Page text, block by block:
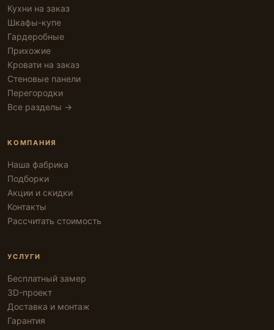
Кухни на заказ
Шкафы-купе
Гардеробные
Прихожие
Кровати на заказ
Стеновые панели
Перегородки
Все разделы →
КОМПАНИЯ
Наша фабрика
Подборки
Акции и скидки
Контакты
Рассчитать стоимость
УСЛУГИ
Бесплатный замер
3D-проект
Доставка и монтаж
Гарантия